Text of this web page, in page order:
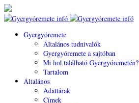
Gyergyóremete
Általános tudnivalók
Gyergyóremete a sajtóban
Mi hol található Gyergyóremetén?
Tartalom
Általános
Adattárak
Címek